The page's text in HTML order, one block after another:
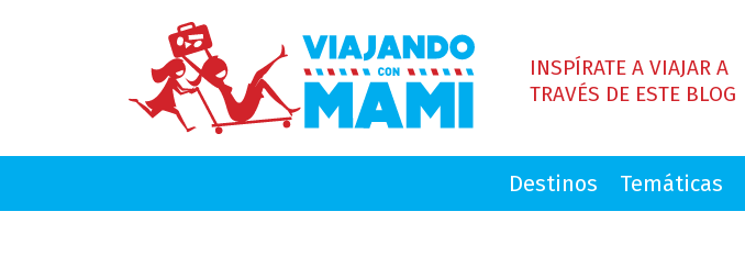
INSPÍRATE A VIAJAR A
TRAVÉS DE ESTE BLOG
Destinos Temáticas